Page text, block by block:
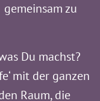
zu
Du machst?
mit der ganzen
Raum, die